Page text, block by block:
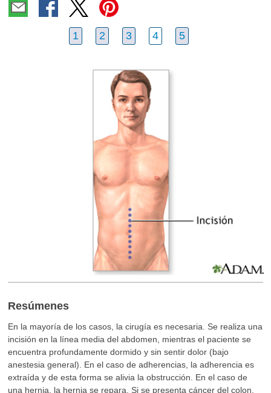
1 2 3 4 5
Resúmenes
En la mayoría de los casos, la cirugía es necesaria. Se realiza una
incisión en la línea media del abdomen, mientras el paciente se
encuentra profundamente dormido y sin sentir dolor (bajo
anestesia general). En el caso de adherencias, la adherencia es
extraída y de esta forma se alivia la obstrucción. En el caso de
una hernia, la hernia se repara. Si se presenta cáncer del colon,